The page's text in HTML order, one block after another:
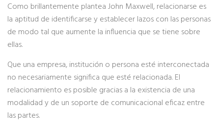
Como brillantemente plantea John Maxwell, relacionarse es
la aptitud de identificarse y establecer lazos con las personas
de modo tal que aumente la influencia que se tiene sobre
ellas.
Que una empresa, institución o persona esté interconectada
no necesariamente significa que esté relacionada. El
relacionamiento es posible gracias a la existencia de una
modalidad y de un soporte de comunicacional eficaz entre
las partes.